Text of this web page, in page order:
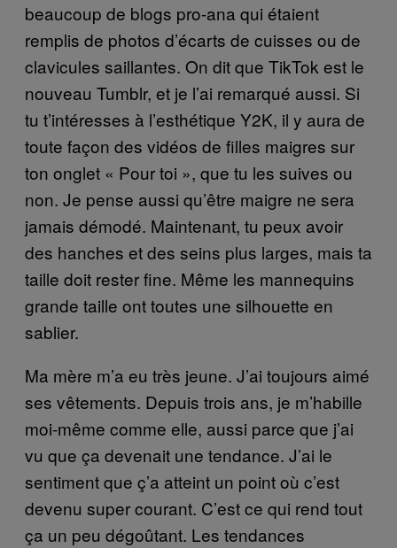
beaucoup de blogs pro-ana qui étaient
remplis de photos d’écarts de cuisses ou de
clavicules saillantes. On dit que TikTok est le
nouveau Tumblr, et je l’ai remarqué aussi. Si
tu t’intéresses à l’esthétique Y2K, il y aura de
toute façon des vidéos de filles maigres sur
ton onglet « Pour toi », que tu les suives ou
non. Je pense aussi qu’être maigre ne sera
jamais démodé. Maintenant, tu peux avoir
des hanches et des seins plus larges, mais ta
taille doit rester fine. Même les mannequins
grande taille ont toutes une silhouette en
sablier.
Ma mère m’a eu très jeune. J’ai toujours aimé
ses vêtements. Depuis trois ans, je m’habille
moi-même comme elle, aussi parce que j’ai
vu que ça devenait une tendance. J’ai le
sentiment que ç’a atteint un point où c’est
devenu super courant. C’est ce qui rend tout
ça un peu dégoûtant. Les tendances